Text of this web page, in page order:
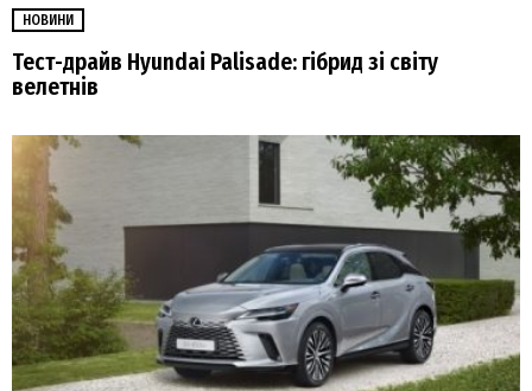
НОВИНИ
Тест-драйв Hyundai Palisade: гібрид зі світу
велетнів